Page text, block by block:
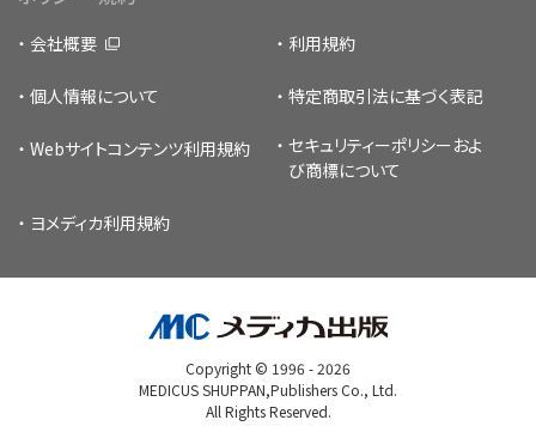
会社概要 利用規約
個人情報について 特定商取引法に基づく表記
Webサイトコンテンツ利用規約 セキュリティーポリシー およ
び商標について
ヨメディカ利用規約
Copyright © 1996 -2026
MEDICUS SHUPPAN,Publishers Co., Ltd.
All Rights Reserved.